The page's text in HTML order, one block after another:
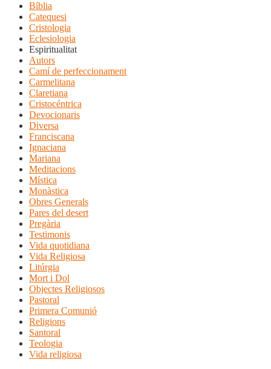
Bíblia
Catequesi
Cristologia
Eclesiologia
Espiritualitat
Autors
Camí de perfeccionament
Carmelitana
Claretiana
Cristocéntrica
Devocionaris
Diversa
Franciscana
Ignaciana
Mariana
Meditacions
Mística
Monàstica
Obres Generals
Pares del desert
Pregària
Testimonis
Vida quotidiana
Vida Religiosa
Litúrgia
Mort i Dol
Objectes Religiosos
Pastoral
Primera Comunió
Religions
Santoral
Teologia
Vida religiosa